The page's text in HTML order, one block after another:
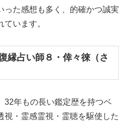
った感想も多く、的確かつ誠実
います。
縁占い師８・倖々徠（さ
32年もの長い鑑定歴を持つベ
視・霊感霊視・霊聴を駆使した